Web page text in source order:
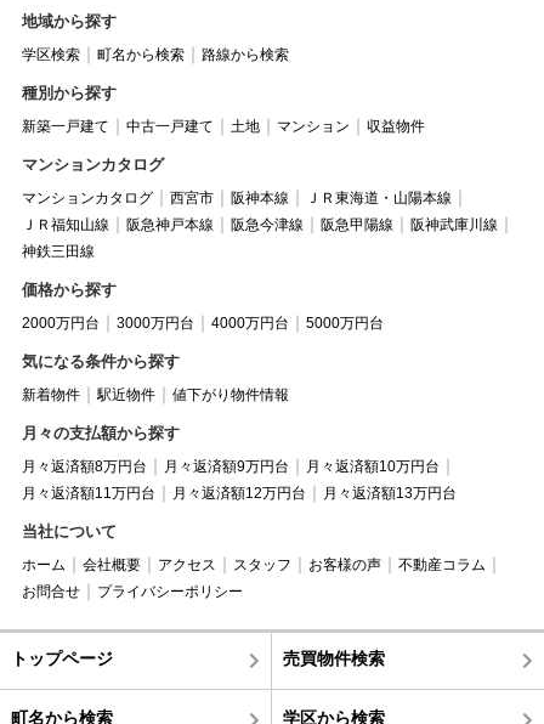
地域から探す
学区検索 町名から検索 路線から検索
種別から探す
新築一戸建て 中古一戸建て 土地 マンション 収益物件
マンションカタログ
マンションカタログ 西宮市 阪神本線
ＪＲ東海道・山陽本線
ＪＲ福知山線
阪急神戸本線 阪急今津線 阪急甲陽線
阪神武庫川線
神鉄三田線
価格から探す
2000万円台 3000万円台 4000万円台 5000万円台
気になる条件から探す
新着物件 駅近物件 値下がり物件情報
月々の支払額から探す
月々返済額8万円台 月々返済額9万円台
月々返済額10万円台
月々返済額11万円台
月々返済額12万円台 月々返済額13万円台
当社について
ホーム 会社概要 アクセス スタッフ お客様の声
不動産コラム
お問合せ
プライバシーポリシー
トップページ 売買物件検索
町名から検索 学区から検索